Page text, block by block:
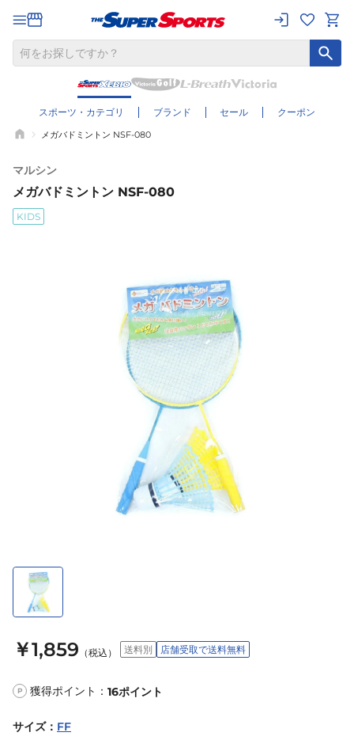
スポーツ・カテゴリ ブランド セール クーポン
メガバドミントン NSF-080
マルシン
メガバドミントン NSF-080
KIDS
￥1,859 （税込） 送料別 店舗受取で送料無料
P 獲得ポイント： 16ポイント
サイズ： FF